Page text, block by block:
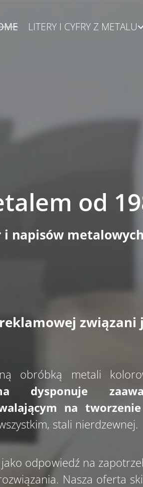
LITERY I CYFRY Z METALU
od
napisów metalowych
związani
obróbką metali
dysponuje
na
stali nierdzewnej.
odpowiedź na
Nasza oferta